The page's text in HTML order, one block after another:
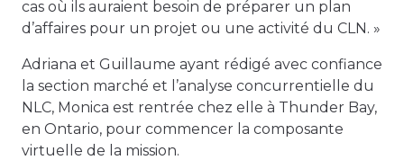
cas où ils auraient besoin de préparer un plan
d’affaires pour un projet ou une activité du CLN. »
Adriana et Guillaume ayant rédigé avec confiance
la section marché et l’analyse concurrentielle du
NLC, Monica est rentrée chez elle à Thunder Bay,
en Ontario, pour commencer la composante
virtuelle de la mission.